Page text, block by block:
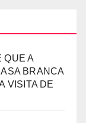
QUE A
BRANCA
VISITA DE